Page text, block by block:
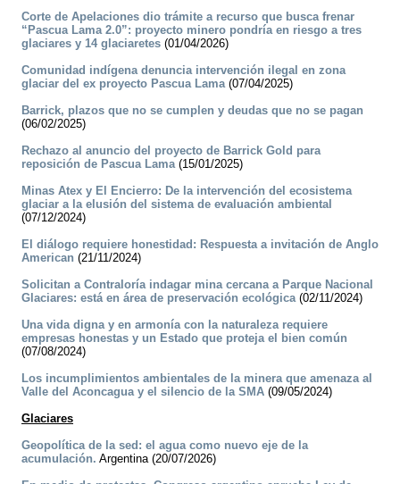
Corte de Apelaciones dio trámite a recurso que busca frenar
“Pascua Lama 2.0”: proyecto minero pondría en riesgo a tres
glaciares y 14 glaciaretes (01/04/2026)
Comunidad indígena denuncia intervención ilegal en zona
glaciar del ex proyecto Pascua Lama(07/04/2025)
Barrick, plazos que no se cumplen y deudas que no se pagan
(06/02/2025)
Rechazo al anuncio del proyecto de Barrick Gold para
reposición de Pascua Lama(15/01/2025)
Minas Atex y El Encierro: De la intervención del ecosistema
glaciar a la elusión del sistema de evaluación ambiental
(07/12/2024)
El diálogo requiere honestidad: Respuesta a invitación de Anglo
American (21/11/2024)
Solicitan a Contraloría indagar mina cercana a Parque Nacional
Glaciares: está en área de preservación ecológica(02/11/2024)
Una vida digna y en armonía con la naturaleza requiere
empresas honestas y un Estado que proteja el bien común
(07/08/2024)
Los incumplimientos ambientales de la minera que amenaza al
Valle del Aconcagua y el silencio de la SMA (09/05/2024)
Glaciares
Geopolítica de la sed: el agua como nuevo eje de la
acumulación. Argentina (20/07/2026)